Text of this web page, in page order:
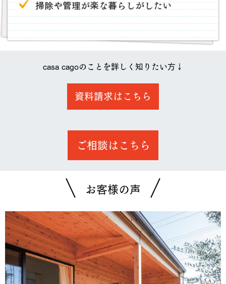
掃除や管理が楽な暮らしがしたい
casa cagoのことを詳しく知りたい方↓
資料請求はこちら
ご相談はこちら
お客様の声